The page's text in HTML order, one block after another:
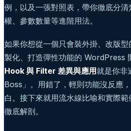
例，以及一張對照表，帶你徹底分
權、參數數量等進階用法。
如果你想從一個只會裝外掛、改版
製化、打造彈性功能的 WordPress
Hook 與 Filter 差異與應用就是你非
Boss」。用錯了，輕則功能沒反應
白。接下來就用流水線比喻和實際
徹底解剖。